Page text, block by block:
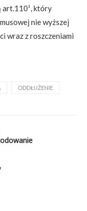
art.110¹, który
nie wyższej
wraz z roszczeniami
ODDŁUŻENIE